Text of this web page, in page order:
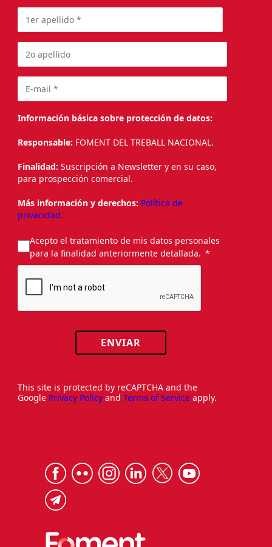
Información básica sobre protección de datos:
Responsable: FOMENT DEL TREBALL NACIONAL.
Finalidad: Suscripción a Newsletter y en su caso,
para prospección comercial.
Más información y derechos: Política de
privacidad.
Acepto el tratamiento de mis datos personales
para la finalidad anteriormente detallada.
ENVIAR
This site is protected by reCAPTCHA and the
Google Privacy Policy and Terms of Service apply.